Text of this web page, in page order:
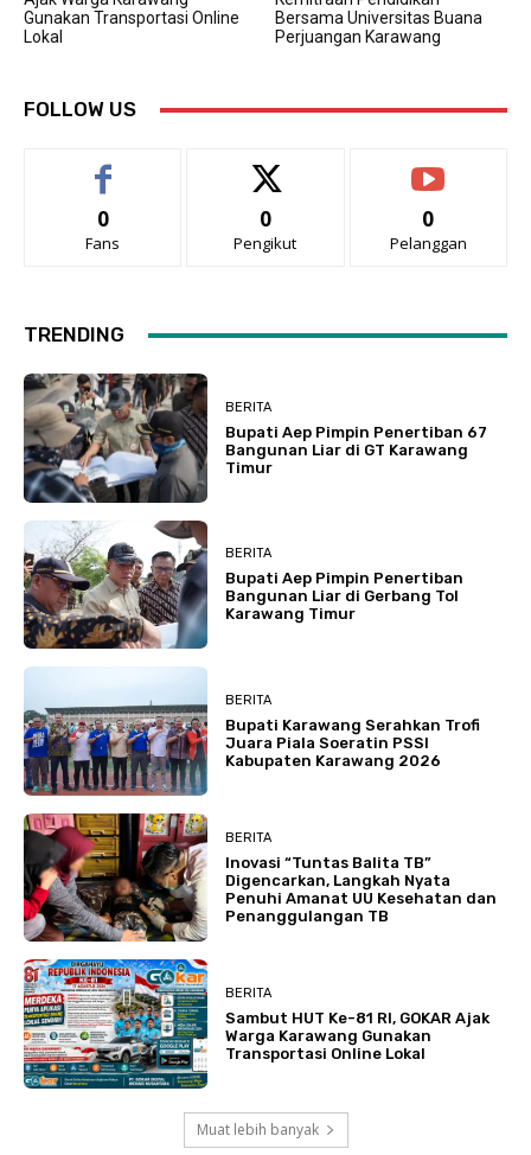
Gunakan Transportasi Online
Lokal
Bersama Universitas Buana
Perjuangan Karawang
FOLLOW US
0
Fans
0
Pengikut
0
Pelanggan
TRENDING
BERITA
Bupati Aep Pimpin Penertiban 67
Bangunan Liar di GT Karawang
Timur
BERITA
Bupati Aep Pimpin Penertiban
Bangunan Liar di Gerbang Tol
Karawang Timur
BERITA
Bupati Karawang Serahkan Trofi
Juara Piala Soeratin PSSI
Kabupaten Karawang 2026
BERITA
Inovasi “Tuntas Balita TB”
Digencarkan, Langkah Nyata
Penuhi Amanat UU Kesehatan dan
Penanggulangan TB
BERITA
Sambut HUT Ke-81 RI, GOKAR Ajak
Warga Karawang Gunakan
Transportasi Online Lokal
Muat lebih banyak